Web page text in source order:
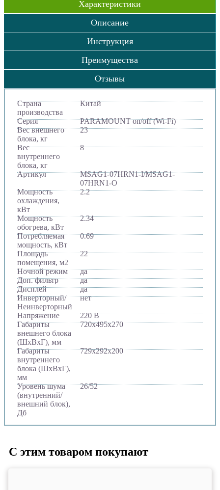
Характеристики
Описание
Инструкция
Преимущества
Отзывы
Страна
производства
Китай
Серия
PARAMOUNT on/off (Wi-Fi)
Вес внешнего
блока, кг
23
Вес
внутреннего
блока, кг
8
Артикул
MSAG1-07HRN1-I/MSAG1-
07HRN1-O
Мощность
охлаждения,
кВт
2.2
Мощность
обогрева, кВт
2.34
Потребляемая
мощность, кВт
0.69
Площадь
помещения, м2
22
Ночной режим
да
Доп. фильтр
да
Дисплей
да
Инверторный/
Неинверторный
нет
Напряжение
220 В
Габариты
внешнего блока
(ШхВхГ), мм
720х495х270
Габариты
внутреннего
блока (ШхВхГ),
мм
729х292х200
Уровень шума
(внутренний/
внешний блок),
Дб
26/52
С этим товаром покупают